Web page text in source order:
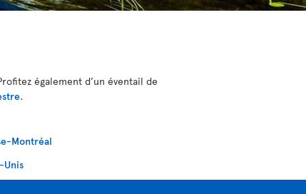
également d’un éventail de
.
Montréal
Unis